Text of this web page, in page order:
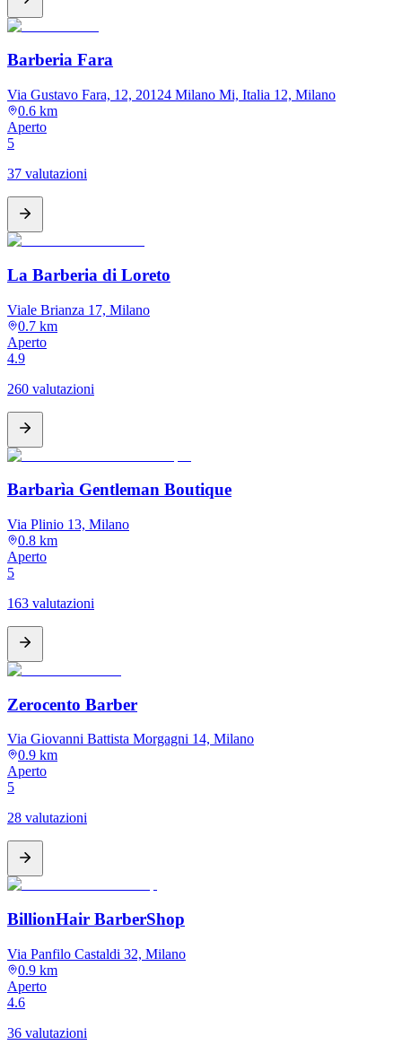
Barberia Fara
Via Gustavo Fara, 12, 20124 Milano Mi, Italia 12, Milano
0.6 km
Aperto
5
37 valutazioni
La Barberia di Loreto
Viale Brianza 17, Milano
0.7 km
Aperto
4.9
260 valutazioni
Barbarìa Gentleman Boutique
Via Plinio 13, Milano
0.8 km
Aperto
5
163 valutazioni
Zerocento Barber
Via Giovanni Battista Morgagni 14, Milano
0.9 km
Aperto
5
28 valutazioni
BillionHair BarberShop
Via Panfilo Castaldi 32, Milano
0.9 km
Aperto
4.6
36 valutazioni